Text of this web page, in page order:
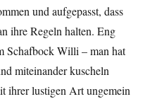
und aufgepasst, dass
ihre Regeln halten. Eng
Schafbock Willi – man hat
miteinander kuscheln
ihrer lustigen Art ungemein